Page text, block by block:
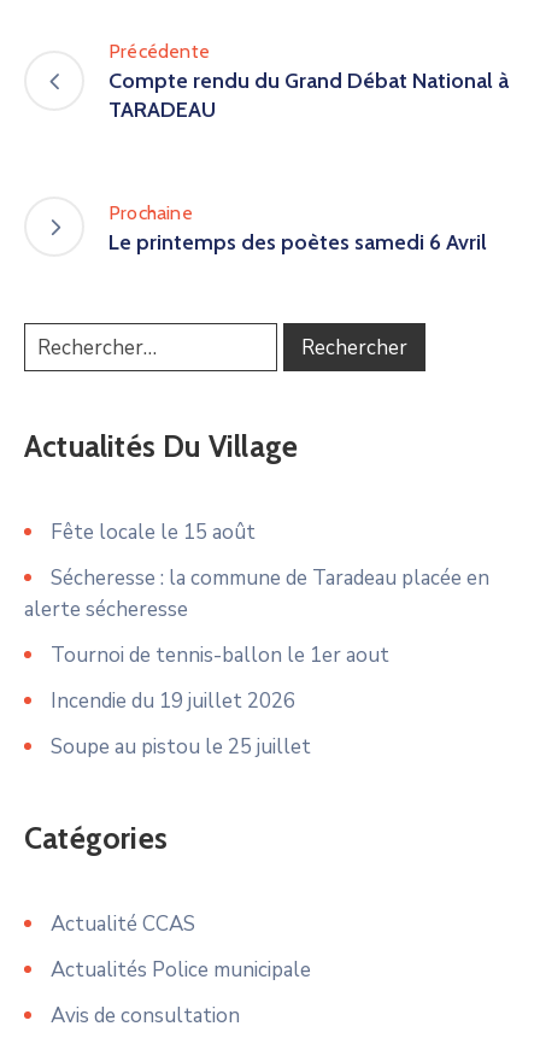
Précédente
Compte rendu du Grand Débat National à
TARADEAU
Prochaine
Le printemps des poètes samedi 6 Avril
Actualités Du Village
Fête locale le 15 août
Sécheresse : la commune de Taradeau placée en
alerte sécheresse
Tournoi de tennis-ballon le 1er aout
Incendie du 19 juillet 2026
Soupe au pistou le 25 juillet
Catégories
Actualité CCAS
Actualités Police municipale
Avis de consultation